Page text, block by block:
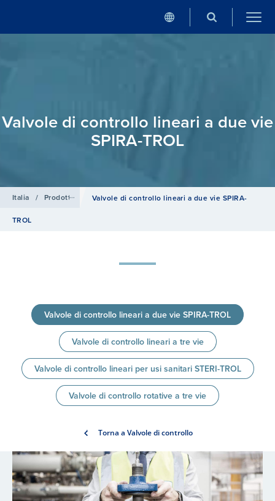
Valvole di controllo lineari a due vie
SPIRA-TROL
Italia / Prodotti Valvole di controllo, di regolazione e di sicurezza
Valvole di controllo lineari a due vie SPIRA-
TROL
Valvole di controllo lineari a due vie SPIRA-TROL
Valvole di controllo lineari a tre vie
Valvole di controllo lineari per usi sanitari STERI-TROL
Valvole di controllo rotative a tre vie
Torna a Valvole di controllo